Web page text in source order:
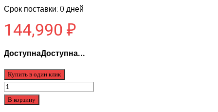
Срок поставки: 0 дней
144,990 ₽
ДоступнаДоступна...
Купить в один клик
Количество
товара
В корзину